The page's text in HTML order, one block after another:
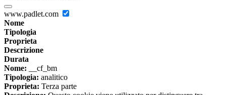
www.padlet.com
Nome
Tipologia
Proprieta
Descrizione
Durata
Nome: __cf_bm
Tipologia: analitico
Proprieta: Terza parte